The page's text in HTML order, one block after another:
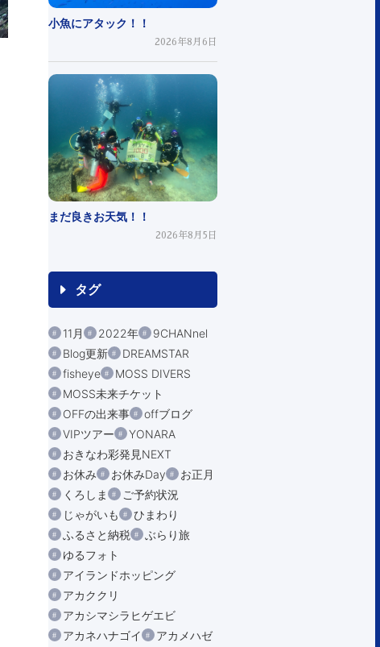
小魚にアタック！！
2026年8月6日
まだ良きお天気！！
2026年8月5日
タグ
11月 2022年
9CHANnel
Blog更新
DREAMSTAR
fisheye
MOSS DIVERS
MOSS未来チケット
OFFの出来事
offブログ
VIPツアー
YONARA
おきなわ彩発見NEXT
お休み
お休みDay
お正月
くろしま
ご予約状況
じゃがいも
ひまわり
ふるさと納税
ぶらり旅
ゆるフォト
アイランドホッピング
アカククリ
アカシマシラヒゲエビ
アカネハナゴイ
アカメハゼ